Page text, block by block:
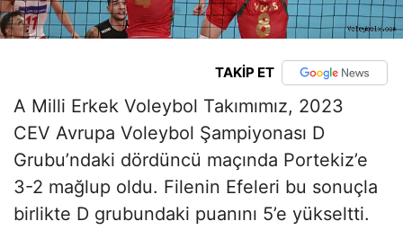
TAKİP ET
A Milli Erkek Voleybol Takımımız, 2023
CEV Avrupa Voleybol Şampiyonası D
Grubu’ndaki dördüncü maçında Portekiz’e
3-2 mağlup oldu. Filenin Efeleri bu sonuçla
birlikte D grubundaki puanını 5’e yükseltti.